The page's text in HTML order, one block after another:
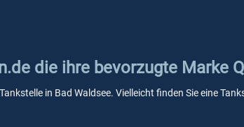
die ihre bevorzugte Marke
in Bad Waldsee. Vielleicht finden Sie eine